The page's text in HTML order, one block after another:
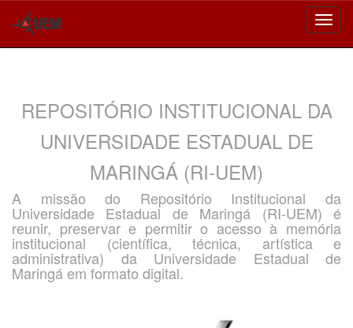
REPOSITÓRIO INSTITUCIONAL DA
UNIVERSIDADE ESTADUAL DE
MARINGÁ (RI-UEM)
A missão do Repositório Institucional da
Universidade Estadual de Maringá (RI-UEM) é
reunir, preservar e permitir o acesso à memória
institucional (científica, técnica, artística e
administrativa) da Universidade Estadual de
Maringá em formato digital.